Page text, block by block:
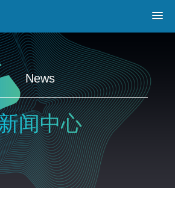
News
闻中心